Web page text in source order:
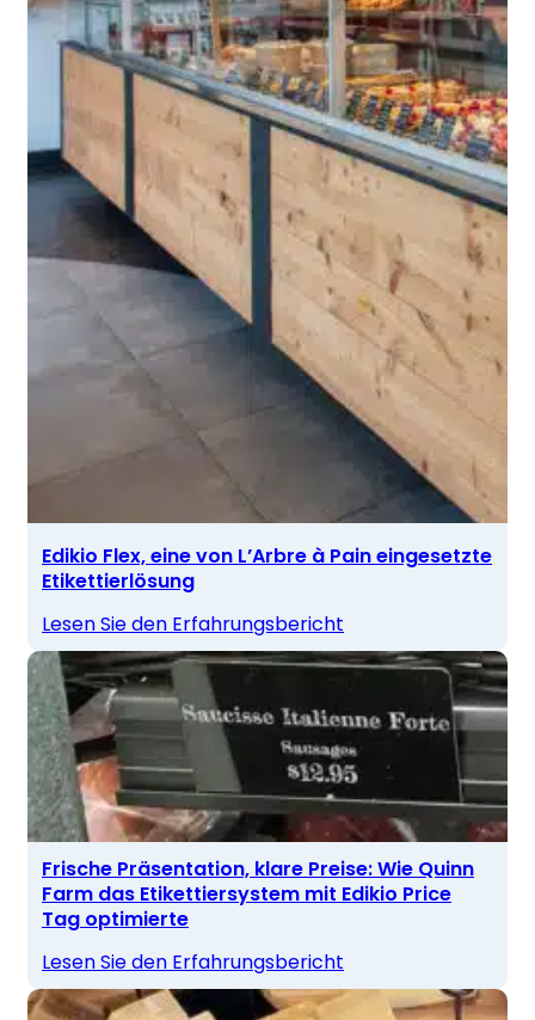
Edikio Flex, eine von L’Arbre à Pain eingesetzte
Etikettierlösung
Lesen Sie den Erfahrungsbericht
Frische Präsentation, klare Preise: Wie Quinn
Farm das Etikettiersystem mit Edikio Price
Tag optimierte
Lesen Sie den Erfahrungsbericht